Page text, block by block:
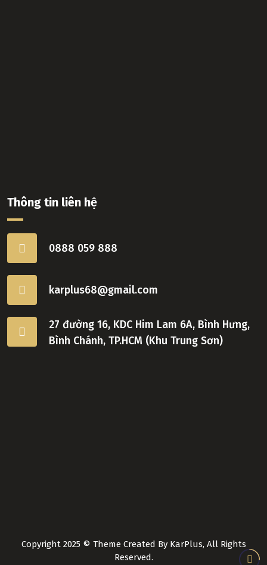
Thông tin liên hệ
0888 059 888
karplus68@gmail.com
27 đường 16, KDC Him Lam 6A, Bình Hưng,
Bình Chánh, TP.HCM (Khu Trung Sơn)
Copyright 2025 © Theme Created By KarPlus, All Rights
Reserved.